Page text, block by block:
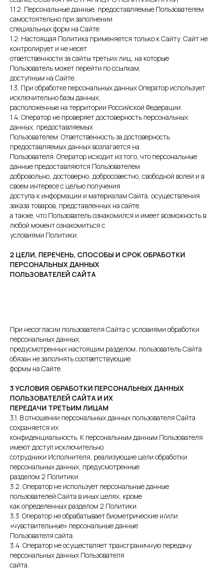
1.1.2. Персональные данные, предоставляемые Пользователем
самостоятельно при заполнении
специальных форм на Сайте.
1.2. Настоящая Политика применяется только к Сайту. Сайт не
контролирует и не несет
ответственности за сайты третьих лиц, на которые
Пользователь может перейти по ссылкам,
доступным на Сайте.
1.3. При обработке персональных данных Оператор использует
исключительно базы данных,
расположенные на территории Российской Федерации.
1.4. Оператор не проверяет достоверность персональных
данных, предоставляемых
Пользователем. Ответственность за достоверность
предоставляемых данных возлагается на
Пользователя. Оператор исходит из того, что персональные
данные предоставляются Пользователем
добровольно, достоверно, добросовестно, свободной волей и в
своем интересе с целью получения
доступа к информации и материалам Сайта, осуществления
заказа товаров, представленных на сайте,
а также, что Пользователь ознакомился и имеет возможность в
любой момент ознакомиться с
условиями Политики.
2 ЦЕЛИ, ПЕРЕЧЕНЬ, СПОСОБЫ И СРОК ОБРАБОТКИ
ПЕРСОНАЛЬНЫХ ДАННЫХ
ПОЛЬЗОВАТЕЛЕЙ САЙТА
При несогласии пользователя Сайта с условиями обработки
персональных данных,
предусмотренных настоящим разделом, пользователь Сайта
обязан не заполнять соответствующие
формы на Сайте.
3 УСЛОВИЯ ОБРАБОТКИ ПЕРСОНАЛЬНЫХ ДАННЫХ
ПОЛЬЗОВАТЕЛЕЙ САЙТА И ИХ
ПЕРЕДАЧИ ТРЕТЬИМ ЛИЦАМ
3.1. В отношении персональных данных пользователя Сайта
сохраняется их
конфиденциальность. К персональным данным Пользователя
имеют доступ исключительно
сотрудники Исполнителя, реализующие цели обработки
персональных данных, предусмотренные
разделом 2 Политики.
3.2. Оператор не использует персональные данные
пользователей Сайта в иных целях, кроме
как определенных разделом 2 Политики.
3.3. Оператор не обрабатывает биометрические и/или
«чувствительные» персональные данные
Пользователя сайта.
3.4. Оператор не осуществляет трансграничную передачу
персональных данных Пользователя
сайта.